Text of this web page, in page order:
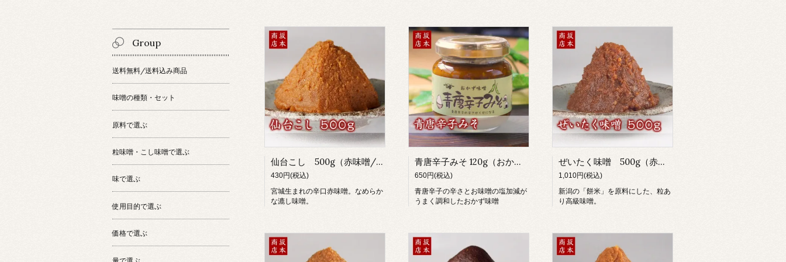
仙台こし 500g（赤味噌/濾し味噌/辛口味噌/米麹）
430円(税込)
宮城生まれの辛口赤味噌。なめらか
な漉し味噌。
青唐辛子みそ 120g（おかず味噌）
650円(税込)
青唐辛子の辛さとお味噌の塩加減が
うまく調和したおかず味噌
ぜいたく味噌 500g（赤味噌/粒味噌/甘口味噌/餅米麹）
1,010円(税込)
新潟の「餅米」を原料にした、粒あ
り高級味噌。
Group
送料無料/送料込み商品
味噌の種類・セット
原料で選ぶ
粒味噌・こし味噌で選ぶ
味で選ぶ
使用目的で選ぶ
価格で選ぶ